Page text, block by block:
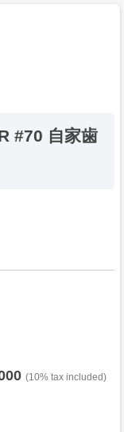
#70 自家歯
(10% tax included)